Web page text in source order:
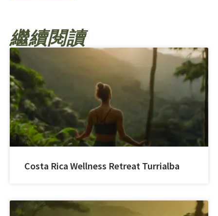
繼續閱讀
Costa Rica Wellness Retreat Turrialba